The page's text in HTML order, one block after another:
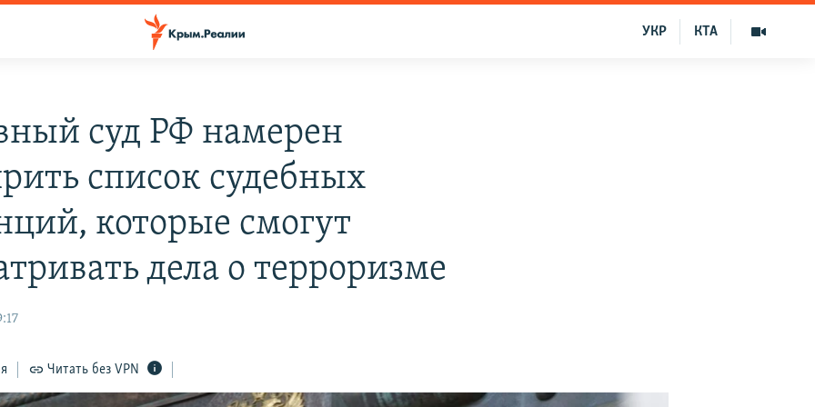
КТА
УКР
суд РФ намерен
список судебных
которые смогут
дела о терроризме
Читать без VPN